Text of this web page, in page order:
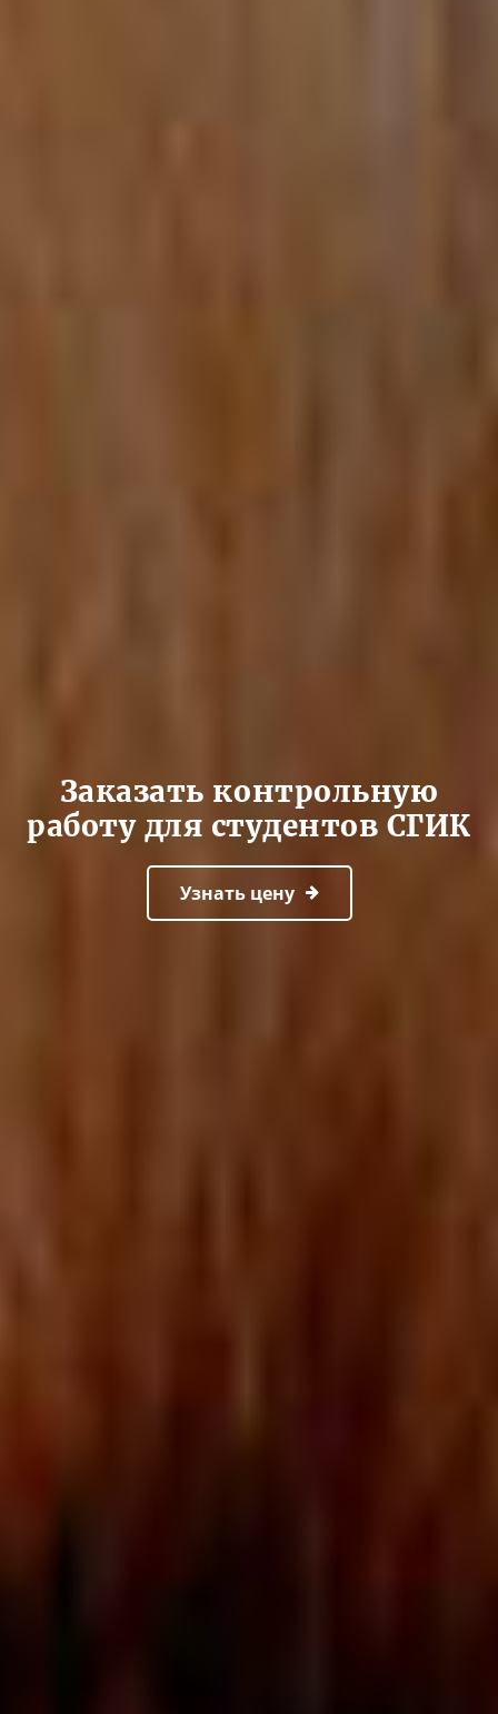
Заказать контрольную
работу для студентов СГИК
Узнать цену